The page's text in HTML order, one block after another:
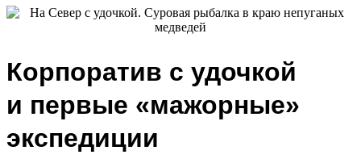
Корпоратив с удочкой
и первые «мажорные»
экспедиции